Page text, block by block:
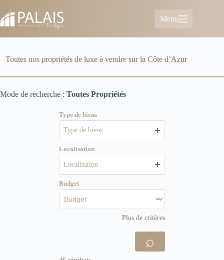
au
contenu
Menu
Toutes nos propriétés de luxe à vendre sur la Côte d’Azur
Mode de recherche : Toutes Propriétés
Type de biens
Type de biens
Localisation
Localisation
Budget
Plus de critères
⌕